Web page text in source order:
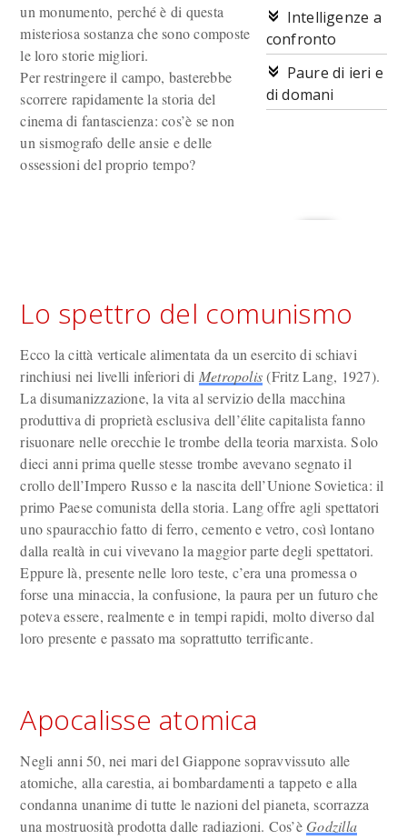
Intelligenze a
confronto
Paure di ieri e
di domani
un monumento, perché è di questa
misteriosa sostanza che sono composte
le loro storie migliori.
Per restringere il campo, basterebbe
scorrere rapidamente la storia del
cinema di fantascienza: cos’è se non
un sismografo delle ansie e delle
ossessioni del proprio tempo?
Lo spettro del comunismo
Ecco la città verticale alimentata da un esercito di schiavi
rinchiusi nei livelli inferiori di Metropolis(Fritz Lang, 1927).
La disumanizzazione, la vita al servizio della macchina
produttiva di proprietà esclusiva dell’élite capitalista fanno
risuonare nelle orecchie le trombe della teoria marxista. Solo
dieci anni prima quelle stesse trombe avevano segnato il
crollo dell’Impero Russo e la nascita dell’Unione Sovietica: il
primo Paese comunista della storia. Lang offre agli spettatori
uno spauracchio fatto di ferro, cemento e vetro, così lontano
dalla realtà in cui vivevano la maggior parte degli spettatori.
Eppure là, presente nelle loro teste, c’era una promessa o
forse una minaccia, la confusione, la paura per un futuro che
poteva essere, realmente e in tempi rapidi, molto diverso dal
loro presente e passato ma soprattutto terrificante.
Apocalisse atomica
Negli anni 50, nei mari del Giappone sopravvissuto alle
atomiche, alla carestia, ai bombardamenti a tappeto e alla
condanna unanime di tutte le nazioni del pianeta, scorrazza
una mostruosità prodotta dalle radiazioni. Cos’è Godzilla